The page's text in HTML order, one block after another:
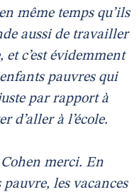
même temps qu’ils
aussi de travailler
c’est évidemment
pauvres qui
par rapport à
d’aller à l’école.
merci. En
pauvre, les vacances